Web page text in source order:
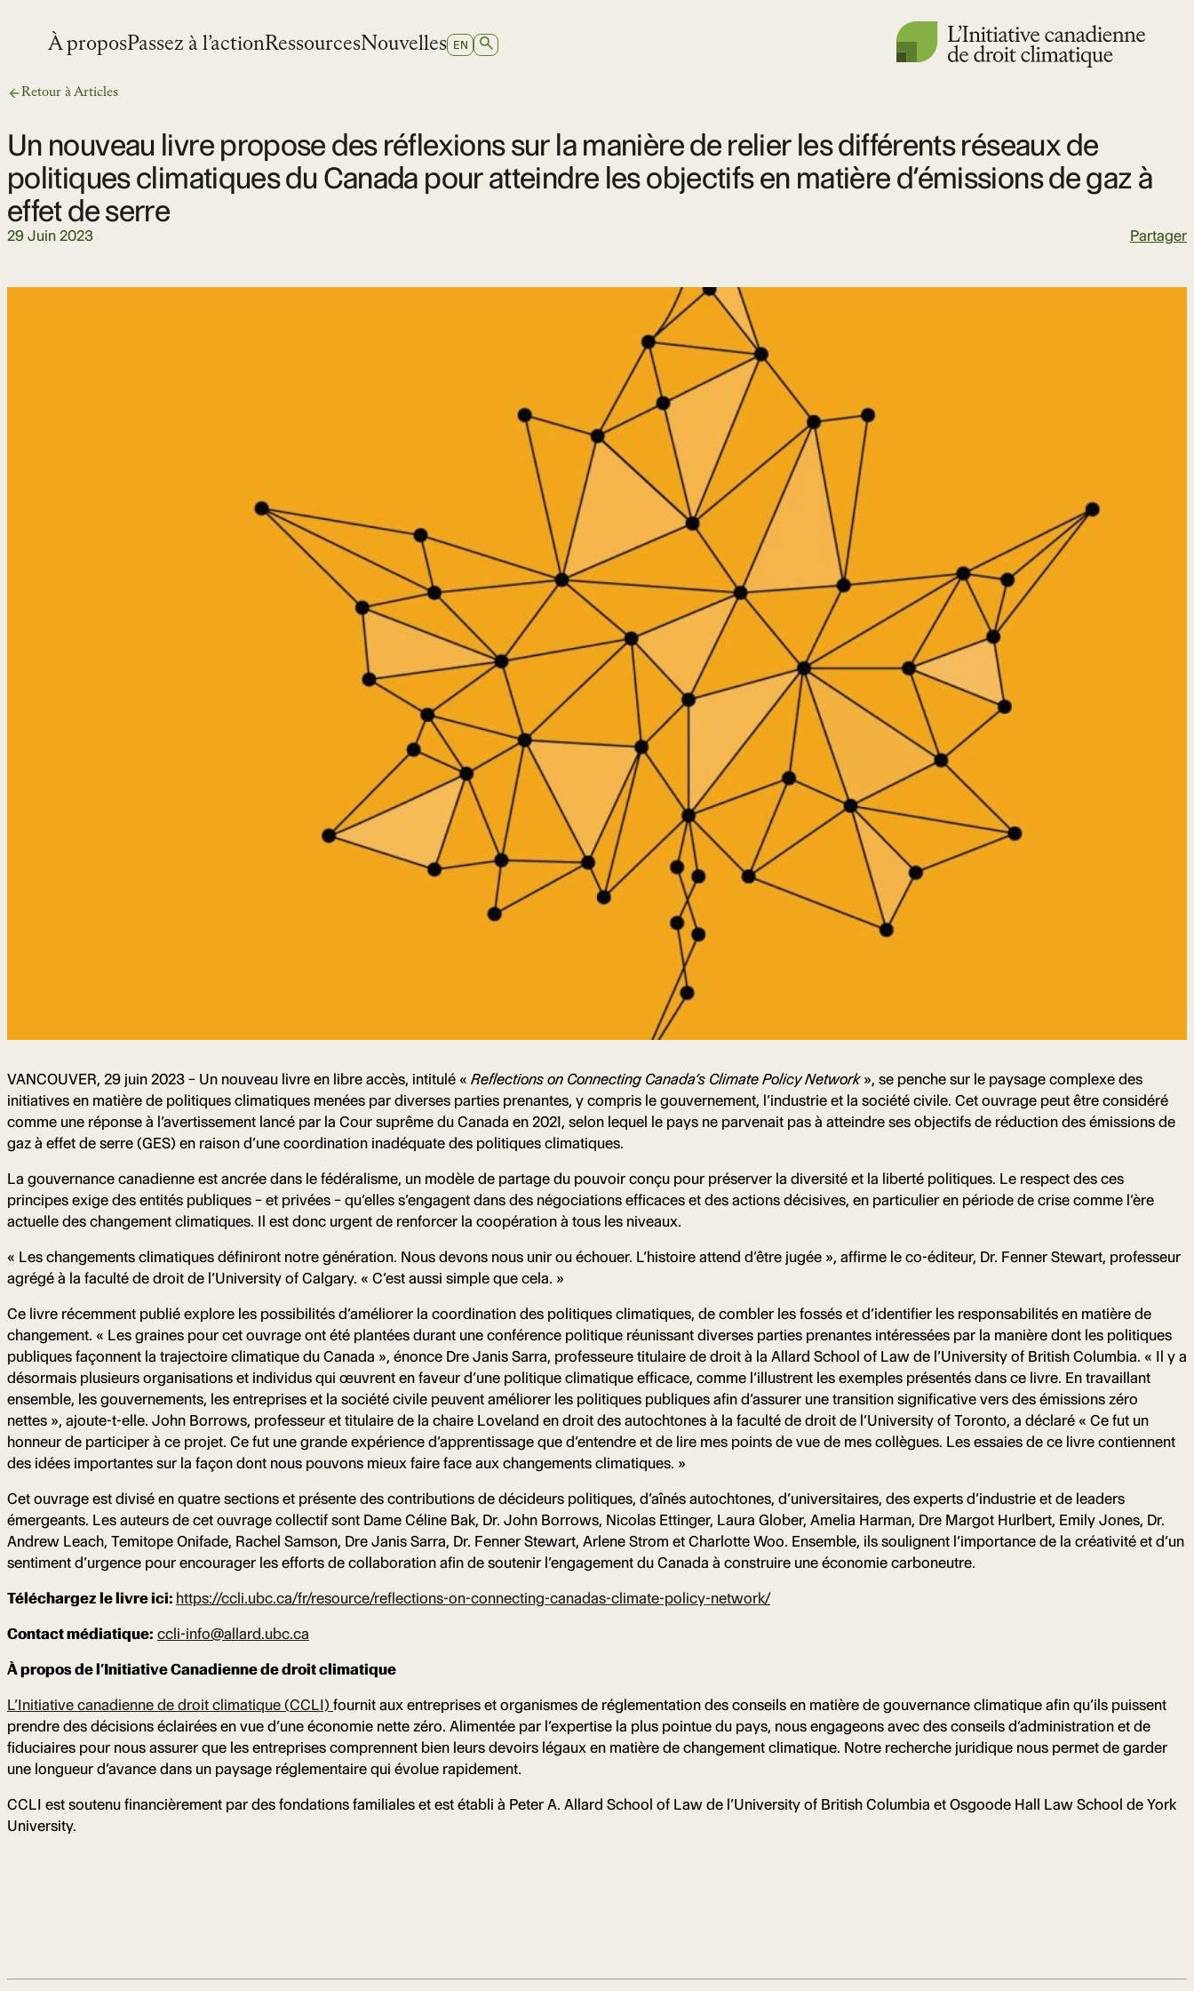
À proposPassez à l’actionRessourcesNouvelles SWITCH
TO
EN RECHERCHER
Retour à Articles
Un nouveau livre propose des réflexions sur la manière de relier les différents réseaux de
politiques climatiques du Canada pour atteindre les objectifs en matière d’émissions de gaz à
effet de serre
29 Juin 2023 Partager
VANCOUVER, 29 juin 2023 – Un nouveau livre en libre accès, intitulé « Reflections on Connecting Canada’s Climate Policy Network», se penche sur le paysage complexe des
initiatives en matière de politiques climatiques menées par diverses parties prenantes, y compris le gouvernement, l’industrie et la société civile. Cet ouvrage peut être considéré
comme une réponse à l’avertissement lancé par la Cour suprême du Canada en 2021, selon lequel le pays ne parvenait pas à atteindre ses objectifs de réduction des émissions de
gaz à effet de serre (GES) en raison d’une coordination inadéquate des politiques climatiques.
La gouvernance canadienne est ancrée dans le fédéralisme, un modèle de partage du pouvoir conçu pour préserver la diversité et la liberté politiques. Le respect des ces
principes exige des entités publiques – et privées – qu’elles s’engagent dans des négociations efficaces et des actions décisives, en particulier en période de crise comme l’ère
actuelle des changement climatiques. Il est donc urgent de renforcer la coopération à tous les niveaux.
« Les changements climatiques définiront notre génération. Nous devons nous unir ou échouer. L’histoire attend d’être jugée », affirme le co-éditeur, Dr. Fenner Stewart, professeur
agrégé à la faculté de droit de l’University of Calgary. « C’est aussi simple que cela. »
Ce livre récemment publié explore les possibilités d’améliorer la coordination des politiques climatiques, de combler les fossés et d’identifier les responsabilités en matière de
changement. « Les graines pour cet ouvrage ont été plantées durant une conférence politique réunissant diverses parties prenantes intéressées par la manière dont les politiques
publiques façonnent la trajectoire climatique du Canada », énonce Dre Janis Sarra, professeure titulaire de droit à la Allard School of Law de l’University of British Columbia. « Il y a
désormais plusieurs organisations et individus qui œuvrent en faveur d’une politique climatique efficace, comme l’illustrent les exemples présentés dans ce livre. En travaillant
ensemble, les gouvernements, les entreprises et la société civile peuvent améliorer les politiques publiques afin d’assurer une transition significative vers des émissions zéro
nettes », ajoute-t-elle. John Borrows, professeur et titulaire de la chaire Loveland en droit des autochtones à la faculté de droit de l’University of Toronto, a déclaré « Ce fut un
honneur de participer à ce projet. Ce fut une grande expérience d’apprentissage que d’entendre et de lire mes points de vue de mes collègues. Les essaies de ce livre contiennent
des idées importantes sur la façon dont nous pouvons mieux faire face aux changements climatiques. »
Cet ouvrage est divisé en quatre sections et présente des contributions de décideurs politiques, d’aînés autochtones, d’universitaires, des experts d’industrie et de leaders
émergeants. Les auteurs de cet ouvrage collectif sont Dame Céline Bak, Dr. John Borrows, Nicolas Ettinger, Laura Glober, Amelia Harman, Dre Margot Hurlbert, Emily Jones, Dr.
Andrew Leach, Temitope Onifade, Rachel Samson, Dre Janis Sarra, Dr. Fenner Stewart, Arlene Strom et Charlotte Woo. Ensemble, ils soulignent l’importance de la créativité et d’un
sentiment d’urgence pour encourager les efforts de collaboration afin de soutenir l’engagement du Canada à construire une économie carboneutre.
Téléchargez le livre ici: https://ccli.ubc.ca/fr/resource/reflections-on-connecting-canadas-climate-policy-network/
Contact médiatique: ccli-info@allard.ubc.ca
À propos de l’Initiative Canadienne de droit climatique
L’Initiative canadienne de droit climatique (CCLI) fournit aux entreprises et organismes de réglementation des conseils en matière de gouvernance climatique afin qu’ils puissent
prendre des décisions éclairées en vue d’une économie nette zéro. Alimentée par l’expertise la plus pointue du pays, nous engageons avec des conseils d’administration et de
fiduciaires pour nous assurer que les entreprises comprennent bien leurs devoirs légaux en matière de changement climatique. Notre recherche juridique nous permet de garder
une longueur d’avance dans un paysage réglementaire qui évolue rapidement.
CCLI est soutenu financièrement par des fondations familiales et est établi à Peter A. Allard School of Law de l’University of British Columbia et Osgoode Hall Law School de York
University.